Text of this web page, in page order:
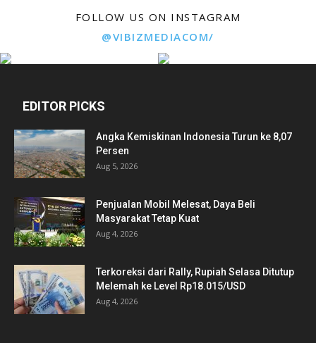
FOLLOW US ON INSTAGRAM
@VIBIZMEDIACOM/
EDITOR PICKS
Angka Kemiskinan Indonesia Turun ke 8,07
Persen
Aug 5, 2026
Penjualan Mobil Melesat, Daya Beli
Masyarakat Tetap Kuat
Aug 4, 2026
Terkoreksi dari Rally, Rupiah Selasa Ditutup
Melemah ke Level Rp18.015/USD
Aug 4, 2026